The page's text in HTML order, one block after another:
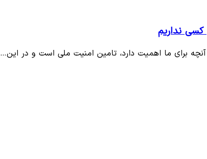
کسی نداریم
برای ما اهمیت دارد، تامین امنیت ملی است و در این…